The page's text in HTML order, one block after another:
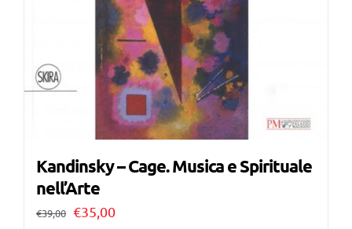
Kandinsky – Cage. Musica e Spirituale
nell’Arte
€39,00 Il
€35,00Il